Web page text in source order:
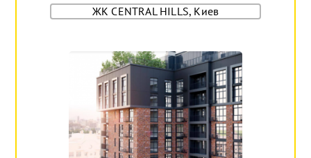
ЖК CENTRAL HILLS, Киев